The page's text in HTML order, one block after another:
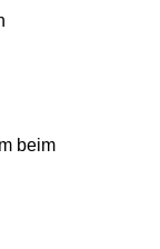
beim